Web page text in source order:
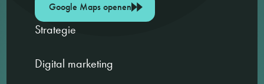
Google Maps openen
Strategie
Digital marketing